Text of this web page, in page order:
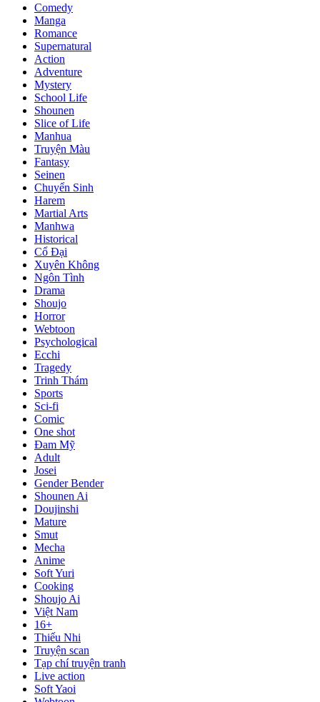
Comedy
Manga
Romance
Supernatural
Action
Adventure
Mystery
School Life
Shounen
Slice of Life
Manhua
Truyện Màu
Fantasy
Seinen
Chuyển Sinh
Harem
Martial Arts
Manhwa
Historical
Cổ Đại
Xuyên Không
Ngôn Tình
Drama
Shoujo
Horror
Webtoon
Psychological
Ecchi
Tragedy
Trinh Thám
Sports
Sci-fi
Comic
One shot
Đam Mỹ
Adult
Josei
Gender Bender
Shounen Ai
Doujinshi
Mature
Smut
Mecha
Anime
Soft Yuri
Cooking
Shoujo Ai
Việt Nam
16+
Thiếu Nhi
Truyện scan
Tạp chí truyện tranh
Live action
Soft Yaoi